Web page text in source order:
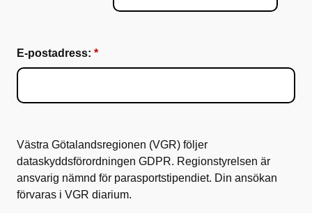
E-postadress:
Västra Götalandsregionen (VGR) följer
dataskyddsförordningen GDPR. Regionstyrelsen är
ansvarig nämnd för parasportstipendiet. Din ansökan
förvaras i VGR diarium.